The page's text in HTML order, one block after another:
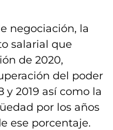
negociación, la
salarial que
de 2020,
del poder
y 2019 así como la
por los años
ese porcentaje.